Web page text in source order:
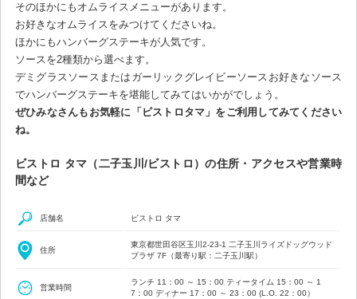
そのほかにもオムライスメニューがあります。
お好きなオムライスをみつけてくださいね。
ほかにもハンバーグステーキが人気です。
ソースを2種類から選べます。
デミグラスソースまたはガーリックグレイビーソースお好きなソース
でハンバーグステーキを堪能してみてはいかがでしょう。
ぜひみなさんもお気軽に「ビストロタマ」をご利用してみてください
ね。
ビストロ タマ（二子玉川/ビストロ）の住所・アクセスや営業時
間など
店舗名 ビストロ タマ
住所
東京都世田谷区玉川2-23-1 二子玉川ライズドッグウッド
プラザ 7F（最寄り駅：二子玉川駅）
営業時間
ランチ 11：00 ～ 15：00 ティータイム 15：00 ～ 1
7：00 ディナー 17：00 ～ 23：00 (L.O. 22：00）